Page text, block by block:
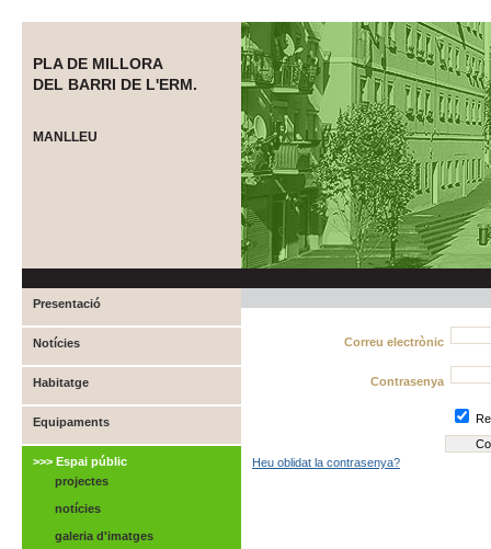
PLA DE MILLORA
DEL BARRI DE L'ERM.
MANLLEU
Presentació
Notícies
Habitatge
Equipaments
>>> Espai públic
projectes
notícies
galeria d'imatges
Correu electrònic
Contrasenya
Heu oblidat la contrasenya?